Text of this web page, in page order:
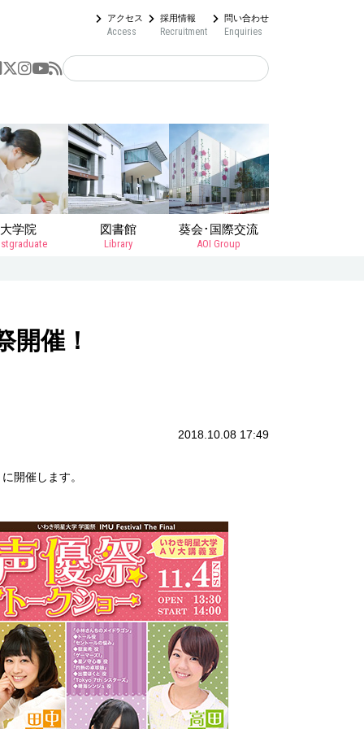
アクセス
Access
採用情報
Recruitment
問い合わせ
Enquiries
大学院 図書館
Library
葵会･国際交流
AOI Group
開催！
2018.10.08 17:49
開催します。